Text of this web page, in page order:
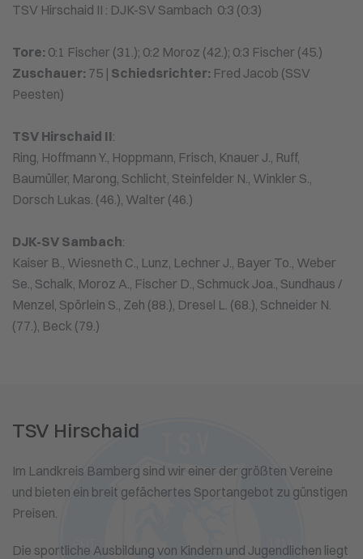
TSV Hirschaid II : DJK-SV Sambach 0:3 (0:3)
Tore: 0:1 Fischer (31.); 0:2 Moroz (42.); 0:3 Fischer (45.)
Zuschauer: 75 | Schiedsrichter: Fred Jacob (SSV
Peesten)
TSV Hirschaid II:
Ring, Hoffmann Y., Hoppmann, Frisch, Knauer J., Ruff,
Baumüller, Marong, Schlicht, Steinfelder N., Winkler S.,
Dorsch Lukas. (46.), Walter (46.)
DJK-SV Sambach:
Kaiser B., Wiesneth C., Lunz, Lechner J., Bayer To., Weber
Se., Schalk, Moroz A., Fischer D., Schmuck Joa., Sundhaus /
Menzel, Spörlein S., Zeh (88.), Dresel L. (68.), Schneider N.
(77.), Beck (79.)
TSV Hirschaid
Im Landkreis Bamberg sind wir einer der größten Vereine
und bieten ein breit gefächertes Sportangebot zu günstigen
Preisen.
Die sportliche Ausbildung von Kindern und Jugendlichen liegt